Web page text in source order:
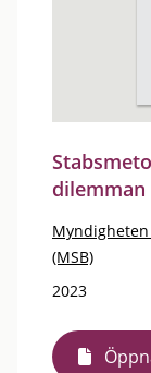
dilemman
(MSB)
2023